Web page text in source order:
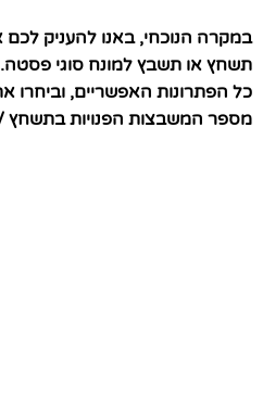
במקרה הנוכחי, באנו להעניק
תשחץ או תשבץ למונח סוגי
כל הפתרונות האפשריים, וביחרו
מספר המשבצות הפנויות